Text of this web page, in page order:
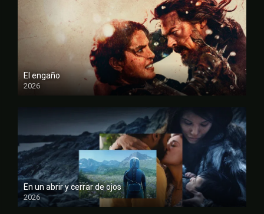
El engaño
2026
FULL HD
En un abrir y cerrar de ojos
2026
FULL HD